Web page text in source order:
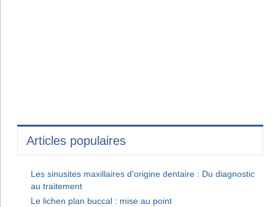
Articles populaires
Les sinusites maxillaires d'origine dentaire : Du diagnostic
au traitement
Le lichen plan buccal : mise au point